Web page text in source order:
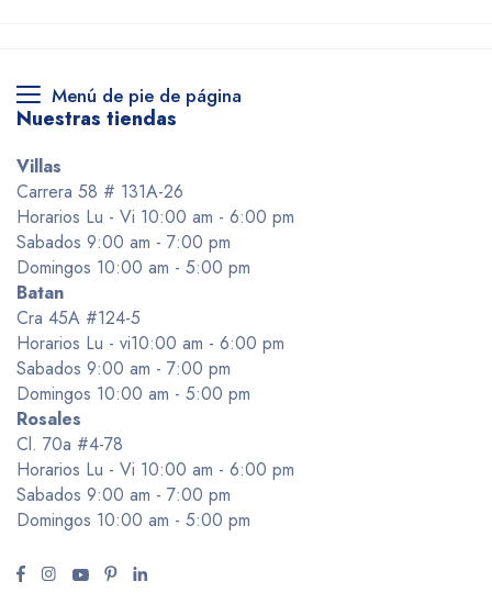
Menú de pie de página
Nuestras tiendas
Villas
Carrera 58 # 131A-26
Horarios Lu - Vi 10:00 am - 6:00 pm
Sabados 9:00 am - 7:00 pm
Domingos 10:00 am - 5:00 pm
Batan
Cra 45A #124-5
Horarios Lu - vi10:00 am - 6:00 pm
Sabados 9:00 am - 7:00 pm
Domingos 10:00 am - 5:00 pm
Rosales
Cl. 70a #4-78
Horarios Lu - Vi 10:00 am - 6:00 pm
Sabados 9:00 am - 7:00 pm
Domingos 10:00 am - 5:00 pm